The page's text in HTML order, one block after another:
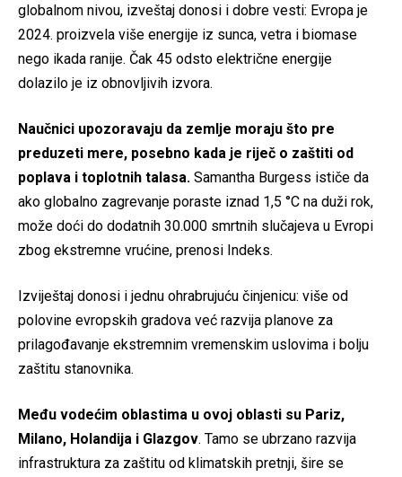
globalnom nivou, izveštaj donosi i dobre vesti: Evropa je
2024. proizvela više energije iz sunca, vetra i biomase
nego ikada ranije. Čak 45 odsto električne energije
dolazilo je iz obnovljivih izvora.
Naučnici upozoravaju da zemlje moraju što pre
preduzeti mere, posebno kada je riječ o zaštiti od
poplava i toplotnih talasa. Samantha Burgess ističe da
ako globalno zagrevanje poraste iznad 1,5 °C na duži rok,
može doći do dodatnih 30.000 smrtnih slučajeva u Evropi
zbog ekstremne vrućine, prenosi Indeks.
Izviještaj donosi i jednu ohrabrujuću činjenicu: više od
polovine evropskih gradova već razvija planove za
prilagođavanje ekstremnim vremenskim uslovima i bolju
zaštitu stanovnika.
Među vodećim oblastima u ovoj oblasti su Pariz,
Milano, Holandija i Glazgov. Tamo se ubrzano razvija
infrastruktura za zaštitu od klimatskih pretnji, šire se